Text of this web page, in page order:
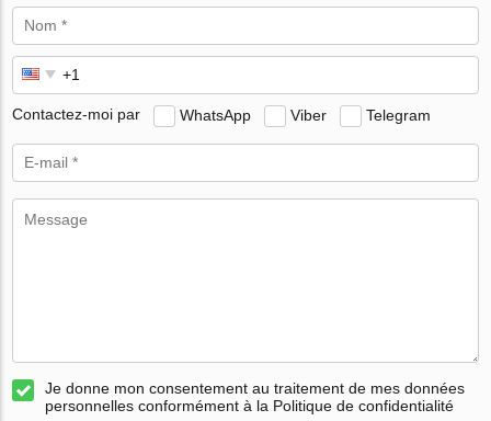
Contactez-moi par WhatsApp Viber Telegram
Je donne mon consentement au traitement de mes données
personnelles conformément à la Politique de confidentialité